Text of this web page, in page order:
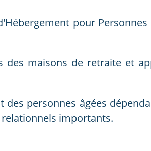
pour
maisons de retraite et
personnes âgées
importants.